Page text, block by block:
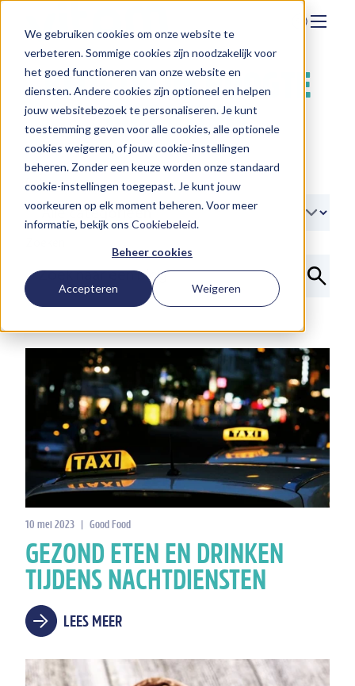
We gebruiken cookies om onze website te
verbeteren. Sommige cookies zijn noodzakelijk voor
het goed functioneren van onze website en
diensten. Andere cookies zijn optioneel en helpen
jouw websitebezoek te personaliseren. Je kunt
toestemming geven voor alle cookies, alle optionele
cookies weigeren, of jouw cookie-instellingen
beheren. Zonder een keuze worden onze standaard
cookie-instellingen toegepast. Je kunt jouw
voorkeuren op elk moment beheren. Voor meer
informatie, bekijk ons Cookiebeleid.
Beheer cookies
Accepteren Weigeren
Hier vind je ons
Onze aanpak
Over Vitam
Nieuws
Contact
Werken bij
Zoeken
BLIJF OP DE HOOGTE
MET VITAM
Categorieen
10 mei 2023 | Good Food
GEZOND ETEN EN DRINKEN
TIJDENS NACHTDIENSTEN
LEES MEER